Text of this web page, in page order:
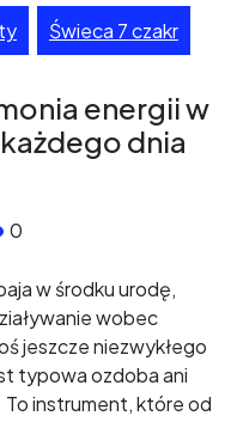
Świeca 7 czakr
energii w
dnia
0
w środku urodę,
wobec
jeszcze niezwykłego
typowa ozdoba ani
instrument, które od